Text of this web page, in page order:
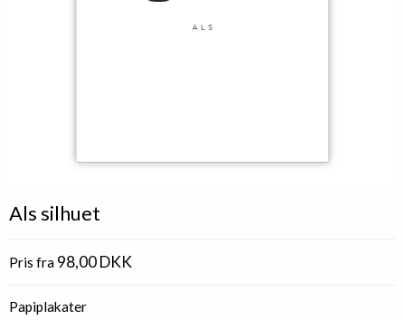
Als silhuet
Pris fra 98,00 DKK
Papiplakater